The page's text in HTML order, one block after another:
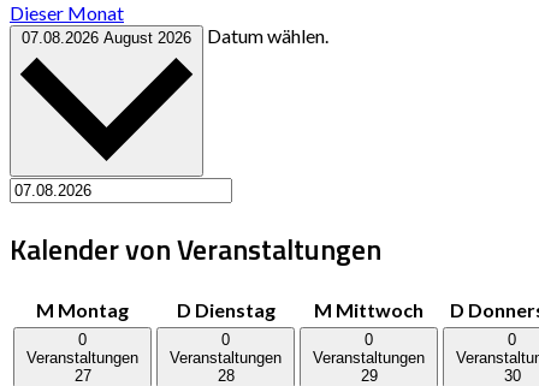
Dieser Monat
07.08.2026 August 2026 Datum wählen.
Kalender von Veranstaltungen
M Montag D Dienstag M Mittwoch D
0
Veranstaltungen
27
0
Veranstaltungen
28
0
Veranstaltungen
29
0
30